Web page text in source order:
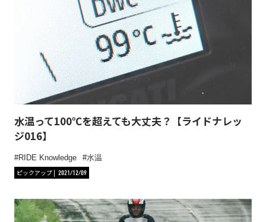
水温って100℃を超えても大丈夫？【ライドナレッ
ジ016】
RIDE Knowledge
水温
ピックアップ
2021/12/09